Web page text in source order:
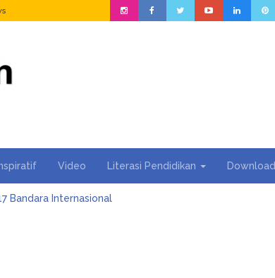
Video Literasi Pendidikan Download
Bandara Internasional
Asal RI Masuk Daftar Forbes 50 Over 50 Asia
SHOP BUKA LAGI…